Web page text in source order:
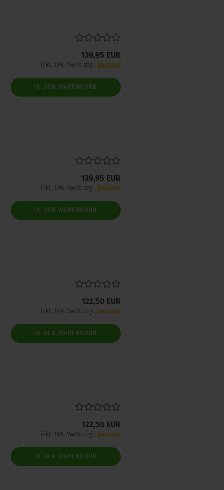
139,95 EUR
inkl. 19% MwSt. zzgl. Versand
IN DEN WARENKORB
139,95 EUR
inkl. 19% MwSt. zzgl. Versand
IN DEN WARENKORB
122,50 EUR
inkl. 19% MwSt. zzgl. Versand
IN DEN WARENKORB
122,50 EUR
inkl. 19% MwSt. zzgl. Versand
IN DEN WARENKORB